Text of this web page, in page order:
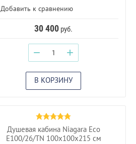
Добавить к сравнению
30 400 руб.
− +
В КОРЗИНУ
Душевая кабина Niagara Eco
E100/26/TN 100х100х215 см